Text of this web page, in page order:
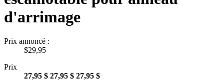
d'arrimage
Prix annoncé :
$29,95
Prix
27,95 $ 27,95 $ 27,95 $